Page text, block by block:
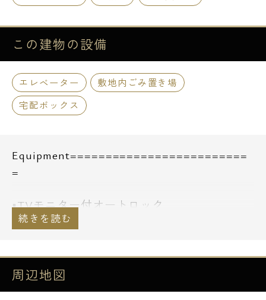
この建物の設備
エレベーター
敷地内ごみ置き場
宅配ボックス
Equipment=========================
=
■TVモニター付オートロック
■防犯カメラ
■宅配ボックス
■敷地内ゴミ置場
■非接触キー
周辺地図